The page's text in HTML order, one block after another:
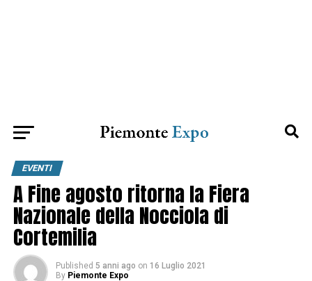
EVENTI
A Fine agosto ritorna la Fiera
Nazionale della Nocciola di
Cortemilia
Published 5 anni ago on 16 Luglio 2021
By Piemonte Expo